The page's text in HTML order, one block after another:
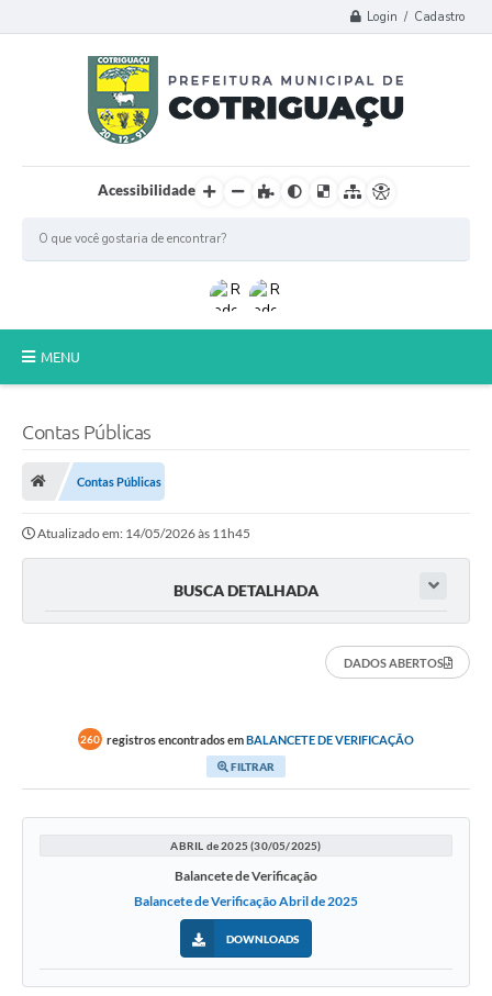
Login / Cadastro
Acessibilidade
MENU
A Prefeitura
Município
Transparência
Galeria de Fotos
Arquivos para Download
Carta de Serviços
Contas Públicas
Contas Públicas
Atualizado em: 14/05/2026 às 11h45
BUSCA DETALHADA
DADOS ABERTOS
260 registros encontrados emBALANCETE DE VERIFICAÇÃO
FILTRAR
ABRIL de 2025 (30/05/2025)
Balancete de Verificação
Balancete de Verificação Abril de 2025
DOWNLOADS